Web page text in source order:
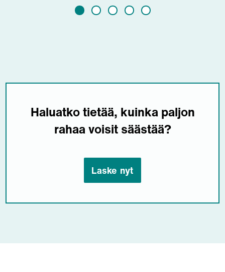
Haluatko tietää, kuinka paljon
rahaa voisit säästää?
Laske nyt